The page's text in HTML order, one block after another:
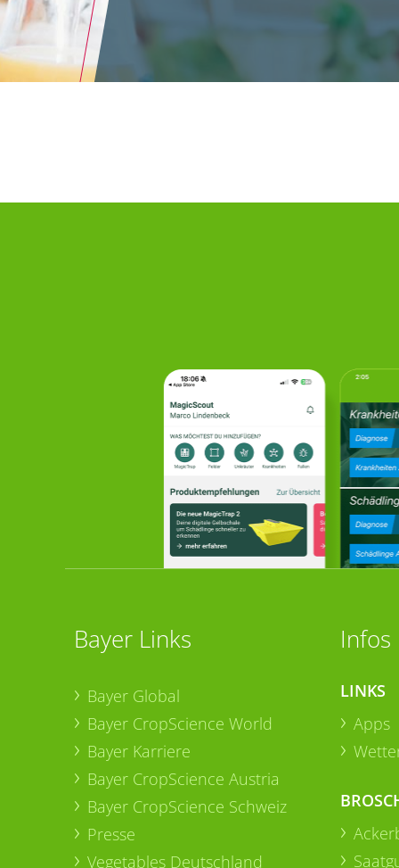
Bayer Links
Bayer Global
Bayer CropScience World
Bayer Karriere
Bayer CropScience Austria
Bayer CropScience Schweiz
Presse
Vegetables Deutschland
Infos
LINKS
Apps